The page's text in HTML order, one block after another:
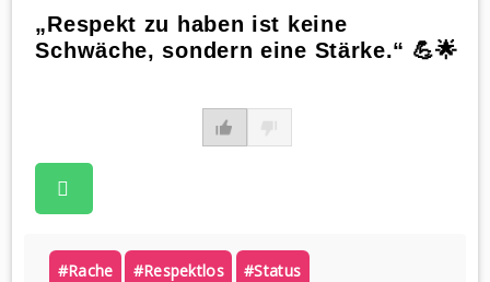
„Respekt zu haben ist keine
Schwäche, sondern eine Stärke.“ 💪🌟
#rache #respektlos #status